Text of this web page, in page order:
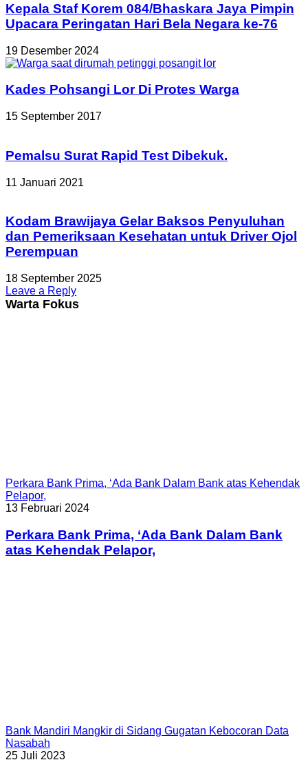
Kepala Staf Korem 084/Bhaskara Jaya Pimpin
Upacara Peringatan Hari Bela Negara ke-76
19 Desember 2024
Kades Pohsangi Lor Di Protes Warga
15 September 2017
Pemalsu Surat Rapid Test Dibekuk.
11 Januari 2021
Kodam Brawijaya Gelar Baksos Penyuluhan
dan Pemeriksaan Kesehatan untuk Driver Ojol
Perempuan
18 September 2025
Leave a Reply
Warta Fokus
Perkara Bank Prima, ‘Ada Bank Dalam Bank atas Kehendak
Pelapor,
13 Februari 2024
Perkara Bank Prima, ‘Ada Bank Dalam Bank
atas Kehendak Pelapor,
Bank Mandiri Mangkir di Sidang Gugatan Kebocoran Data
Nasabah
25 Juli 2023